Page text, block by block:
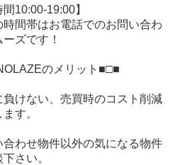
間10:00-19:00】
時間帯はお電話でのお問い合わ
ズです！
のメリット■□■
負けない、売買時のコスト削減
す。
合わせ物件以外の気になる物件
さい。